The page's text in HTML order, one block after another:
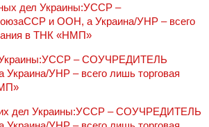
дел Украины:УССР –
и ООН, а Украина/УНР – всего
в ТНК «НМП»
Украины:УССР – СОУЧРЕДИТЕЛЬ
УНР – всего лишь торговая
дел Украины:УССР – СОУЧРЕДИТЕЛЬ